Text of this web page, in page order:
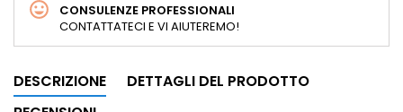
CONSULENZE PROFESSIONALI
CONTATTATECI E VI AIUTEREMO!
DESCRIZIONE
DETTAGLI DEL PRODOTTO